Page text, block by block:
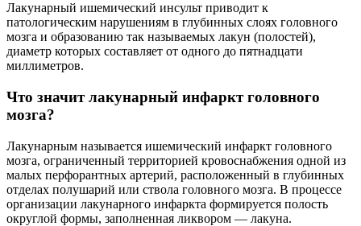
Лакунарный ишемический инсульт приводит к
патологическим нарушениям в глубинных слоях головного
мозга и образованию так называемых лакун (полостей),
диаметр которых составляет от одного до пятнадцати
миллиметров.
Что значит лакунарный инфаркт головного
мозга?
Лакунарным называется ишемический инфаркт головного
мозга, ограниченный территорией кровоснабжения одной из
малых перфорантных артерий, расположенный в глубинных
отделах полушарий или ствола головного мозга. В процессе
организации лакунарного инфаркта формируется полость
округлой формы, заполненная ликвором — лакуна.